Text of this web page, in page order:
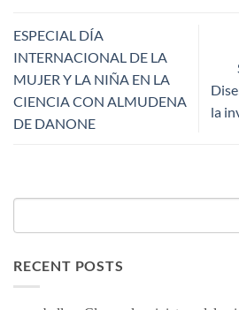
ESPECIAL DÍA
INTERNACIONAL DE LA
MUJER Y LA NIÑA EN LA
CIENCIA CON ALMUDENA
DE DANONE
la
RECENT POSTS